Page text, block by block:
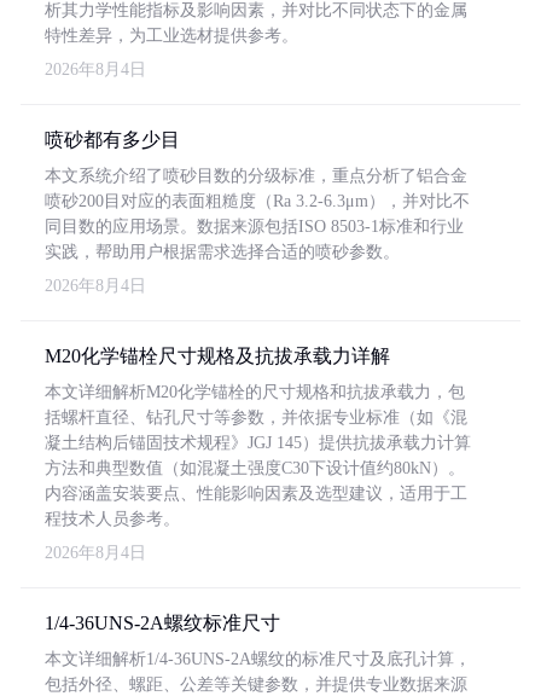
析其力学性能指标及影响因素，并对比不同状态下的金属
特性差异，为工业选材提供参考。
2026年8月4日
喷砂都有多少目
本文系统介绍了喷砂目数的分级标准，重点分析了铝合金
喷砂200目对应的表面粗糙度（Ra 3.2-6.3μm），并对比不
同目数的应用场景。数据来源包括ISO 8503-1标准和行业
实践，帮助用户根据需求选择合适的喷砂参数。
2026年8月4日
M20化学锚栓尺寸规格及抗拔承载力详解
本文详细解析M20化学锚栓的尺寸规格和抗拔承载力，包
括螺杆直径、钻孔尺寸等参数，并依据专业标准（如《混
凝土结构后锚固技术规程》JGJ 145）提供抗拔承载力计算
方法和典型数值（如混凝土强度C30下设计值约80kN）。
内容涵盖安装要点、性能影响因素及选型建议，适用于工
程技术人员参考。
2026年8月4日
1/4-36UNS-2A螺纹标准尺寸
本文详细解析1/4-36UNS-2A螺纹的标准尺寸及底孔计算，
包括外径、螺距、公差等关键参数，并提供专业数据来源